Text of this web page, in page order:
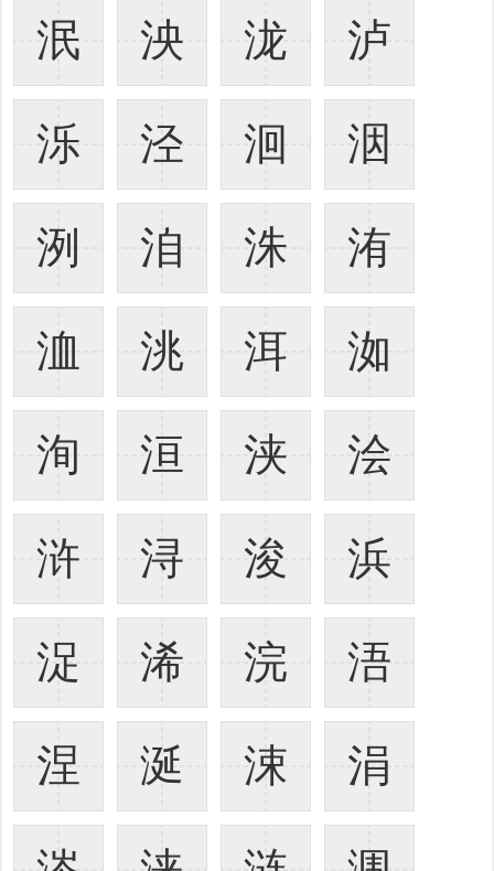
泯 泱 泷 泸
泺 泾 洄 洇
洌 洎 洙 洧
洫 洮 洱 洳
洵 洹 浃 浍
浒 浔 浚 浜
浞 浠 浣 浯
涅 涎 涑 涓